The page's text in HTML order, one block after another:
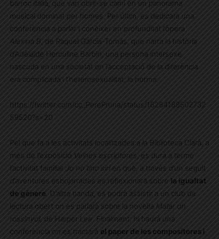
barroc italià, que van obrir-se camí en un panorama
musical dominat per homes. Per últim, es dedicarà una
conferència a parlar i conèixer en profunditat l’òpera
Alexina B, de Raquel García-Tomás, que narra la història
d’Adélaïde Herculine Barbin, una persona intersexe
nascuda en una societat on l’acceptació de la diferència
era complicada i l’heterosexualitat, la norma.
https://twitter.com/cc_PerePruna/status/16284188502732
59520?s=20
Pel que fa a les activitats localitzades a la Biblioteca Clarà, a
més de l’exposició Veïnes escriptores, es durà a terme
l’activitat familiar Jo no tinc siríen què, a través d’un seguit
d’aventures esbojarrades es reflexionarà sobre la igualtat
de gènere. D’altra banda, es podrà assistir a un club de
lectura obert on es parlarà sobre la novel·la Matar un
rossinyol, de Harper Lee. Finalment, hi haurà una
conferència on es tractarà el paper de les compositores i